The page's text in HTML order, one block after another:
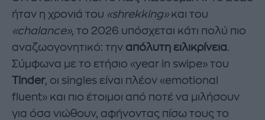
ήταν η χρονιά του «shrekking»και του
«chalance», το 2026 υπόσχεται κάτι πολύ πιο
αναζωογονητικό: την απόλυτη ειλικρίνεια.
Σύμφωνα με το ετήσιο «year in swipe» του
Tinder, οι singles είναι πλέον «emotional
fluent» και πιο έτοιμοι από ποτέ να μιλήσουν
για όσα νιώθουν, αφήνοντας πίσω τους το